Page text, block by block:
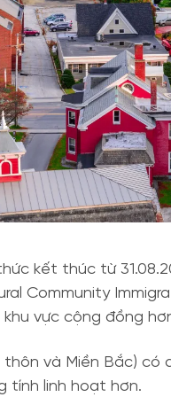
kết thúc từ
Community
vực cộng đồng
thôn và Miền Bắc)
tính linh hoạt hơn.